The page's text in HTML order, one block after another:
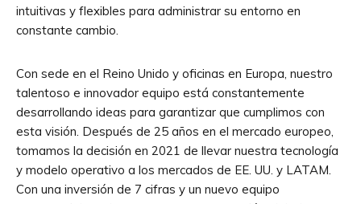
intuitivas y flexibles para administrar su entorno en
constante cambio.
Con sede en el Reino Unido y oficinas en Europa, nuestro
talentoso e innovador equipo está constantemente
desarrollando ideas para garantizar que cumplimos con
esta visión. Después de 25 años en el mercado europeo,
tomamos la decisión en 2021 de llevar nuestra tecnología
y modelo operativo a los mercados de EE. UU. y LATAM.
Con una inversión de 7 cifras y un nuevo equipo